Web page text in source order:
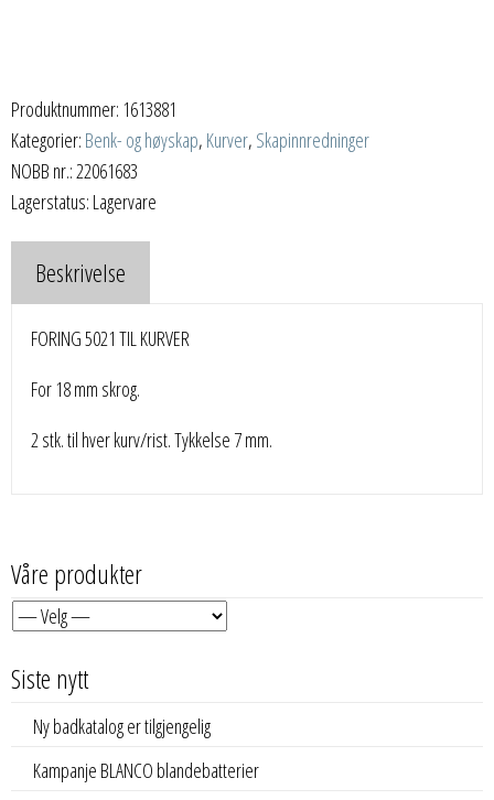
Produktnummer: 1613881
Kategorier: Benk- og høyskap, Kurver, Skapinnredninger
NOBB nr.: 22061683
Lagerstatus: Lagervare
Beskrivelse
FORING 5021 TIL KURVER
For 18 mm skrog.
2 stk. til hver kurv/rist. Tykkelse 7 mm.
Våre produkter
Siste nytt
Ny badkatalog er tilgjengelig
Kampanje BLANCO blandebatterier